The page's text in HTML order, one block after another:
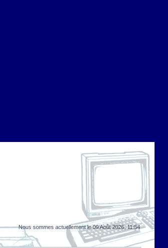
Nous sommes actuellement le 09 Août 2026, 11:54